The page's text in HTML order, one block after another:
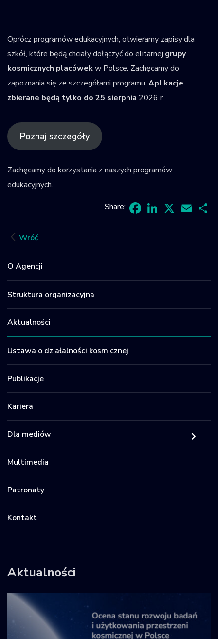
Wróć
O Agencji
Struktura organizacyjna
Aktualności
Ustawa o działalności kosmicznej
Publikacje
Kariera
Dla mediów
Multimedia
Patronaty
Kontakt
Aktualności
Oprócz programów edukacyjnych, otwieramy zapisy dla
szkół, które będą chciały dołączyć do elitarnej grupy
kosmicznych placówekw Polsce. Zachęcamy do
zapoznania się ze szczegółami programu. Aplikacje
zbierane będą tylko do 25 sierpnia 2026 r.
Poznaj szczegóły
Zachęcamy do korzystania z naszych programów
edukacyjnych.
Share: